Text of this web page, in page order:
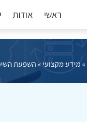
ראשי אודות
»מידע מקצועי »השפעת